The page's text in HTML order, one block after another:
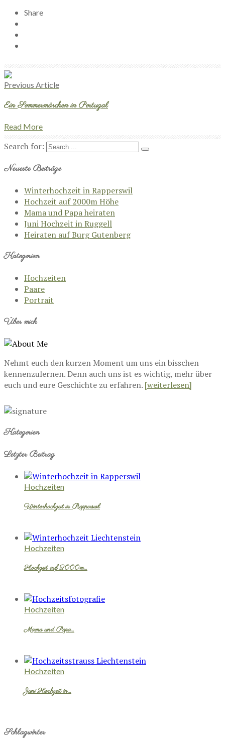
Share
Previous Article
Ein Sommermärchen in Portugal
Read More
Search for:
Neueste Beiträge
Winterhochzeit in Rapperswil
Hochzeit auf 2000m Höhe
Mama und Papa heiraten
Juni Hochzeit in Ruggell
Heiraten auf Burg Gutenberg
Kategorien
Hochzeiten
Paare
Portrait
Über mich
Nehmt euch den kurzen Moment um uns ein bisschen
kennenzulernen. Denn auch uns ist es wichtig, mehr über
euch und eure Geschichte zu erfahren. [weiterlesen]
Kategorien
Letzter Beitrag
Hochzeiten
Winterhochzeit in Rapperswil
Hochzeiten
Hochzeit auf 2000m…
Hochzeiten
Mama und Papa…
Hochzeiten
Juni Hochzeit in…
Schlagwörter